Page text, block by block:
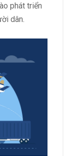
phát triển
dân.